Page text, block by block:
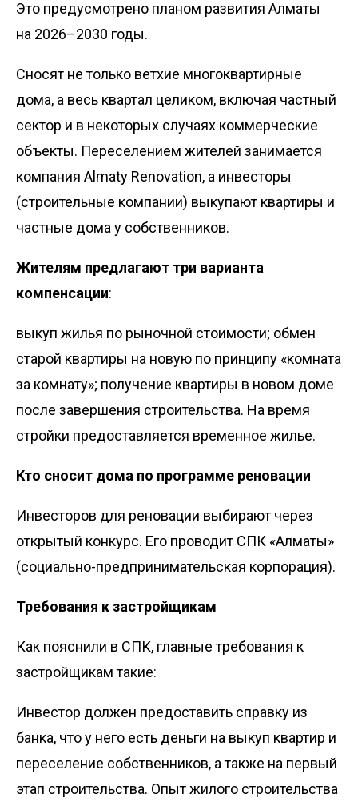
Это предусмотрено планом развития Алматы
на 2026–2030 годы.
Сносят не только ветхие многоквартирные
дома, а весь квартал целиком, включая частный
сектор и в некоторых случаях коммерческие
объекты. Переселением жителей занимается
компания Almaty Renovation, а инвесторы
(строительные компании) выкупают квартиры и
частные дома у собственников.
Жителям предлагают три варианта
компенсации:
выкуп жилья по рыночной стоимости; обмен
старой квартиры на новую по принципу «комната
за комнату»; получение квартиры в новом доме
после завершения строительства. На время
стройки предоставляется временное жилье.
Кто сносит дома по программе реновации
Инвесторов для реновации выбирают через
открытый конкурс. Его проводит СПК «Алматы»
(социально-предпринимательская корпорация).
Требования к застройщикам
Как пояснили в СПК, главные требования к
застройщикам такие:
Инвестор должен предоставить справку из
банка, что у него есть деньги на выкуп квартир и
переселение собственников, а также на первый
этап строительства. Опыт жилого строительства